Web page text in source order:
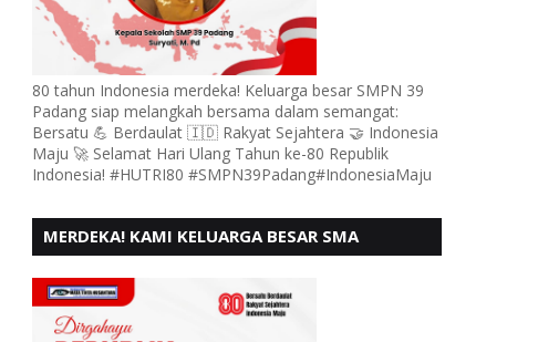
80 tahun Indonesia merdeka! Keluarga besar SMPN 39
Padang siap melangkah bersama dalam semangat:
Bersatu 💪 Berdaulat 🇮🇩 Rakyat Sejahtera 🤝 Indonesia
Maju 🚀 Selamat Hari Ulang Tahun ke-80 Republik
Indonesia! #HUTRI80 #SMPN39Padang#IndonesiaMaju
MERDEKA! KAMI KELUARGA BESAR SMA
KE - 80, MOTO" BERSATU BERD